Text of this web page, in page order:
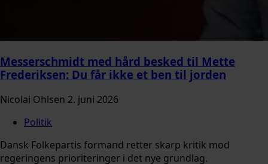
Messerschmidt med hård besked til Mette
Frederiksen: Du får ikke et ben til jorden
Nicolai Ohlsen 2. juni 2026
Politik
Dansk Folkepartis formand retter skarp kritik mod
regeringens prioriteringer i det nye grundlag.